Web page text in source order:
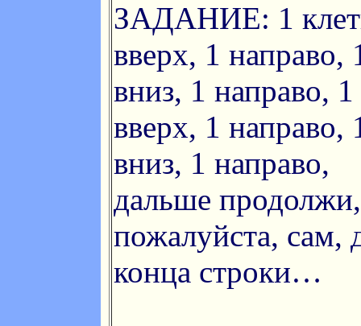
ЗАДАНИЕ: 1
вверх, 1 направо,
вниз, 1 направо, 1
вверх, 1 направо,
вниз, 1 направо,
дальше продолжи,
пожалуйста, сам,
конца строки…